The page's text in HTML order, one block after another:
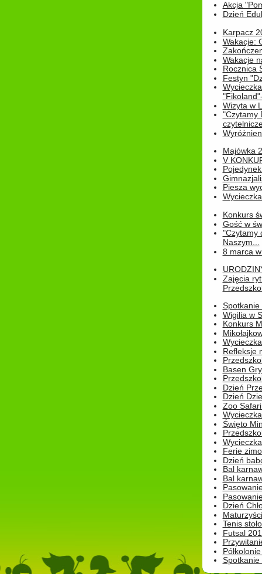
Akcja
Dzień
Karpacz
Wakacje:
Wakacje
Rocznica
Festyn
Wizyta w
"Czytamy
Majówka
V
Piesza
Konkurs
Gość w
"Czytamy
Naszym...
8 marca
Zajęcia
Spotkanie
Wigilia w
Konkurs
Refleksje
Basen
Dzień
Dzień
Zoo
Święto
Ferie
Dzień
Bal
Bal
Dzień
Tenis
Futsal